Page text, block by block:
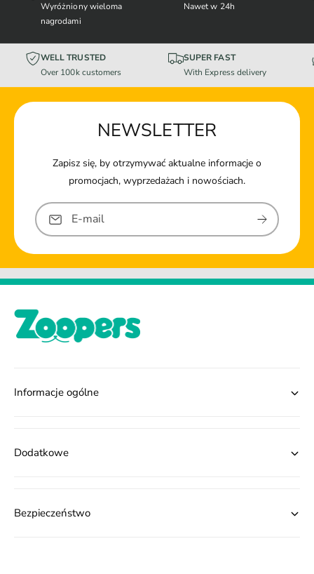
Wyróżniony wieloma
nagrodami
Nawet w 24h
WELL TRUSTED
Over 100k customers
SUPER FAST
With Express delivery
NEWSLETTER
Zapisz się, by otrzymywać aktualne informacje o
promocjach, wyprzedażach i nowościach.
E-mail
Informacje ogólne
Dodatkowe
Bezpieczeństwo